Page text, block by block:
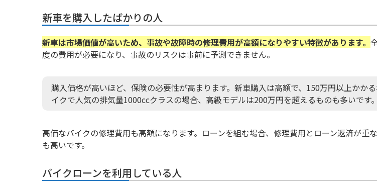
新車を購入したばかりの人
新車は市場価値が高いため、事故や故障時の修理費用が高額になりやすい特徴があります。
度の費用が必要になり、事故のリスクは事前に予測できません。
購入価格が高いほど、保険の必要性が高まります。新車購入は高額で、150万円以上かか
イクで人気の排気量1000ccクラスの場合、高級モデルは200万円を超えるものも多いです。
高価なバイクの修理費用も高額になります。ローンを組む場合、修理費用とローン返済が重
も高いです。
バイクローンを利用している人